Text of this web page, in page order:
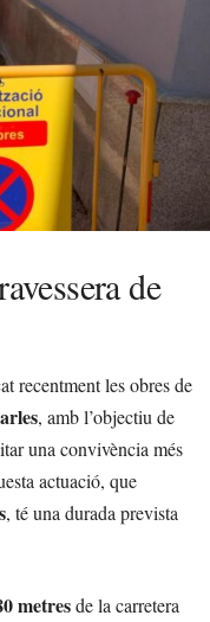
de
recentment les obres de
, amb l’objectiu de
una convivència més
actuació, que
, té una durada prevista
metresde la carretera